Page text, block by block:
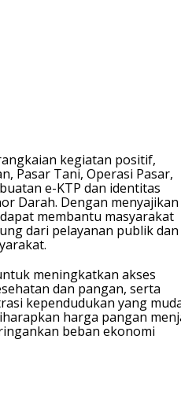
kegiatan positif,
Pasar Tani, Operasi Pasar,
e-KTP dan identitas
Darah. Dengan menyajikan
membantu masyarakat
dari pelayanan publik dan
meningkatkan akses
dan pangan, serta
kependudukan yang
harga pangan
beban ekonomi